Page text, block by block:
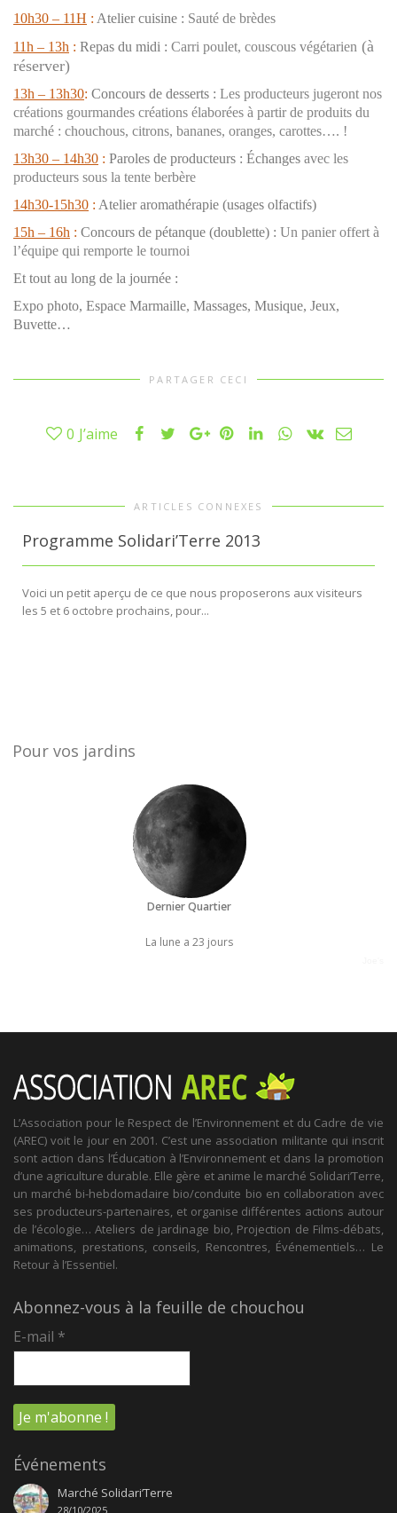
10h30 – 11H : Atelier cuisine : Sauté de brèdes
11h – 13h : Repas du midi : Carri poulet, couscous végétarien (à
réserver)
13h – 13h30: Concours de desserts : Les producteurs jugeront nos
créations gourmandes créations élaborées à partir de produits du
marché : chouchous, citrons, bananes, oranges, carottes…. !
13h30 – 14h30 : Paroles de producteurs : Échanges avec les
producteurs sous la tente berbère
14h30-15h30 : Atelier aromathérapie (usages olfactifs)
15h – 16h : Concours de pétanque (doublette) : Un panier offert à
l’équipe qui remporte le tournoi
Et tout au long de la journée :
Expo photo, Espace Marmaille, Massages, Musique, Jeux,
Buvette…
PARTAGER CECI
0 J’aime
ARTICLES CONNEXES
Programme Solidari’Terre 2013
Voici un petit aperçu de ce que nous proposerons aux visiteurs
les 5 et 6 octobre prochains, pour...
Pour vos jardins
Dernier Quartier
La lune a 23 jours
L’Association pour le Respect de l’Environnement et du Cadre de vie
(AREC) voit le jour en 2001. C’est une association militante qui inscrit
sont action dans l’Éducation à l’Environnement et dans la promotion
d’une agriculture durable. Elle gère et anime le marché Solidari’Terre,
un marché bi-hebdomadaire bio/conduite bio en collaboration avec
ses producteurs-partenaires, et organise différentes actions autour
de l’écologie… Ateliers de jardinage bio, Projection de Films-débats,
animations, prestations, conseils, Rencontres, Événementiels… Le
Retour à l’Essentiel.
Abonnez-vous à la feuille de chouchou
E-mail *
Événements
Marché Solidari’Terre
28/10/2025